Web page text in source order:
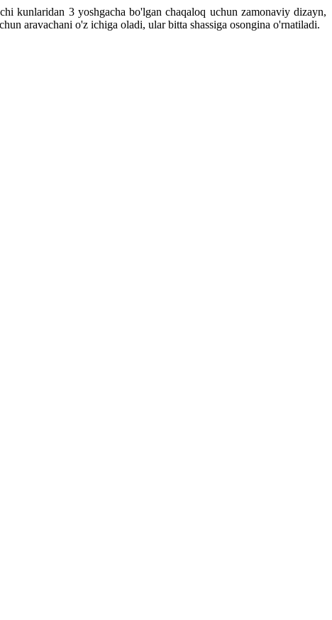
kunlaridan 3 yoshgacha bo'lgan chaqaloq uchun zamonaviy dizayn,
aravachani o'z ichiga oladi, ular bitta shassiga osongina o'rnatiladi.